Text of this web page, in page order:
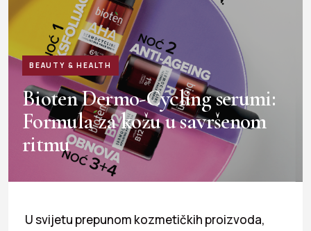
BEAUTY & HEALTH
Bioten Dermo-Cycling serumi:
Formula za kožu u savršenom
ritmu
U svijetu prepunom kozmetičkih proizvoda,